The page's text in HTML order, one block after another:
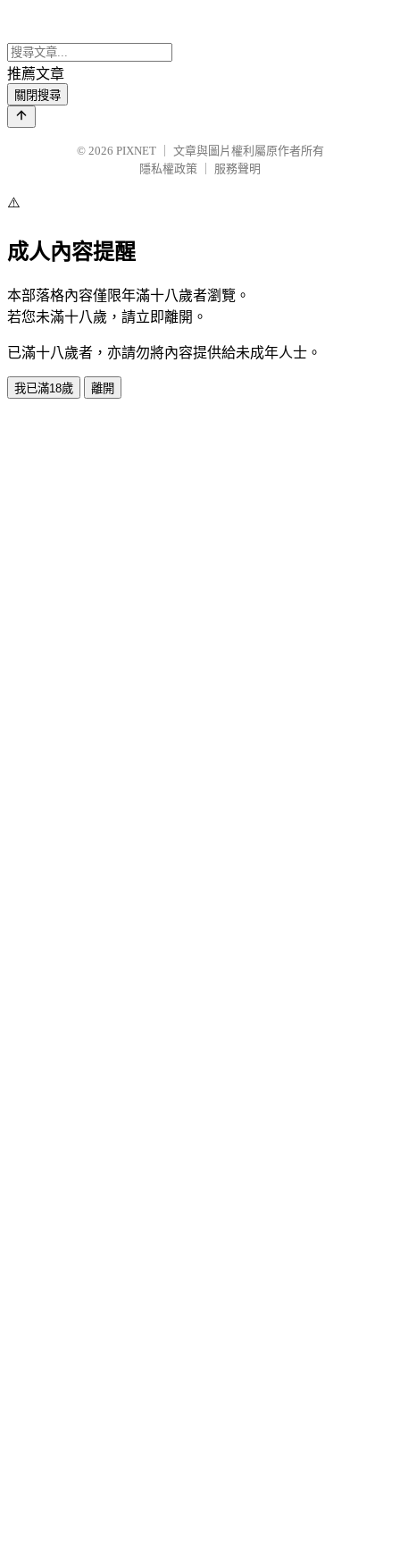
推薦文章
關閉搜尋
© 2026 PIXNET
文章與圖片權利屬原作者所有
隱私權政策
服務聲明
⚠️
成人內容提醒
本部落格內容僅限年滿十八歲者瀏覽。
若您未滿十八歲，請立即離開。
已滿十八歲者，亦請勿將內容提供給未成年人士。
我已滿18歲 離開